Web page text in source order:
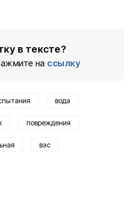
в тексте?
на ссылку
вода
повреждения
вэс